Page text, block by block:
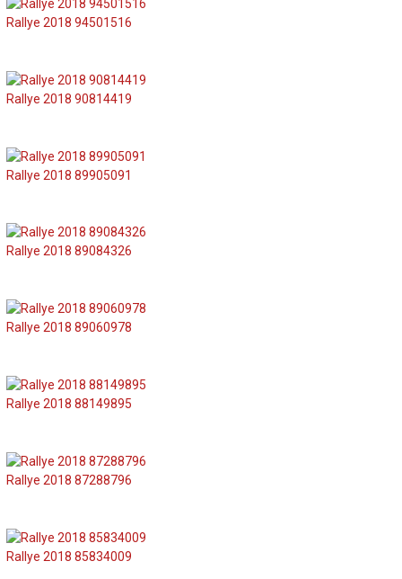
Rallye 2018 94501516
Rallye 2018 90814419
Rallye 2018 89905091
Rallye 2018 89084326
Rallye 2018 89060978
Rallye 2018 88149895
Rallye 2018 87288796
Rallye 2018 85834009